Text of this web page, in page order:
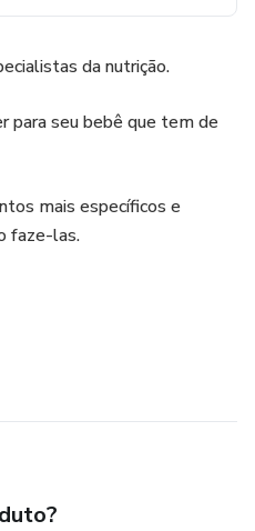
da nutrição.
para seu bebê que tem de
mais específicos e
faze-las.